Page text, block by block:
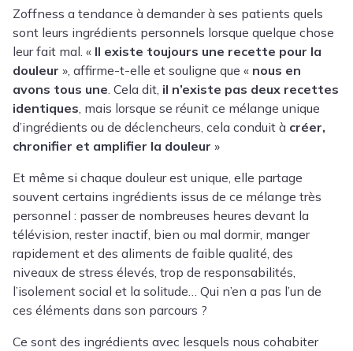
Zoffness a tendance à demander à ses patients quels
sont leurs ingrédients personnels lorsque quelque chose
leur fait mal. « Il existe toujours une recette pour la
douleur », affirme-t-elle et souligne que « nous en
avons tous une . Cela dit, il n’existe pas deux recettes
identiques , mais lorsque se réunit ce mélange unique
d’ingrédients ou de déclencheurs, cela conduit à créer,
chronifier et amplifier la douleur »
Et même si chaque douleur est unique, elle partage
souvent certains ingrédients issus de ce mélange très
personnel : passer de nombreuses heures devant la
télévision, rester inactif, bien ou mal dormir, manger
rapidement et des aliments de faible qualité, des
niveaux de stress élevés, trop de responsabilités,
l’isolement social et la solitude… Qui n’en a pas l’un de
ces éléments dans son parcours ?
Ce sont des ingrédients avec lesquels nous cohabiter